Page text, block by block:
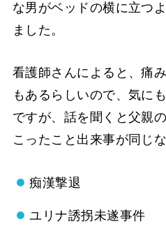
な男がベッドの横に立つ
ました。
看護師さんによると、痛
もあるらしいので、気に
ですが、話を聞くと父親
こったこと出来事が同じ
痴漢撃退
ユリナ誘拐未遂事件